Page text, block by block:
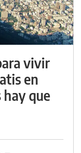
vivir
en
hay que